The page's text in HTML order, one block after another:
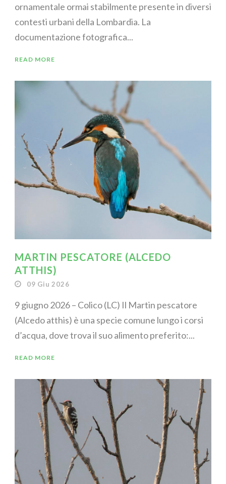
ornamentale ormai stabilmente presente in diversi
contesti urbani della Lombardia. La
documentazione fotografica...
READ MORE
MARTIN PESCATORE (ALCEDO
ATTHIS)
09 Giu 2026
9 giugno 2026 – Colico (LC) Il Martin pescatore
(Alcedo atthis) è una specie comune lungo i corsi
d’acqua, dove trova il suo alimento preferito:...
READ MORE